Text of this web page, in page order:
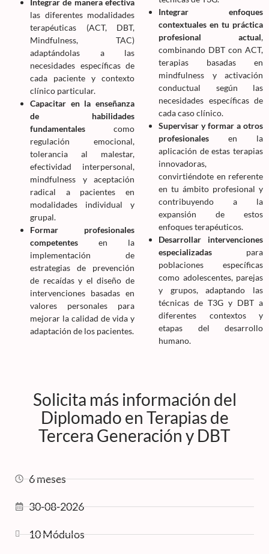
las diferentes modalidades
terapéuticas (ACT, DBT,
Mindfulness, TAC)
adaptándolas a las
necesidades específicas de
cada paciente y contexto
clínico particular.
Capacitar en la enseñanza
de habilidades
fundamentales como
regulación emocional,
tolerancia al malestar,
efectividad interpersonal,
mindfulness y aceptación
radical a pacientes en
modalidades individual y
grupal.
Formar profesionales
competentes en la
implementación de
estrategias de prevención
de recaídas y el diseño de
intervenciones basadas en
valores personales para
mejorar la calidad de vida y
adaptación de los pacientes.
Integrar enfoques
contextuales en tu práctica
profesional actual,
combinando DBT con ACT,
terapias basadas en
mindfulness y activación
conductual según las
necesidades específicas de
cada caso clínico.
Supervisar y formar a otros
profesionales en la
aplicación de estas terapias
innovadoras,
convirtiéndote en referente
en tu ámbito profesional y
contribuyendo a la
expansión de estos
enfoques terapéuticos.
Desarrollar intervenciones
especializadas para
poblaciones específicas
como adolescentes, parejas
y grupos, adaptando las
técnicas de T3G y DBT a
diferentes contextos y
etapas del desarrollo
humano.
Solicita más información del
Diplomado en Terapias de
Tercera Generación y DBT
6 meses
30-08-2026
10 Módulos